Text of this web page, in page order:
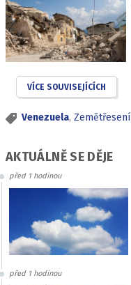
VÍCE SOUVISEJÍCÍCH
Venezuela, Zemětřesení
AKTUÁLNĚ SE DĚJE
před 1 hodinou
před 1 hodinou